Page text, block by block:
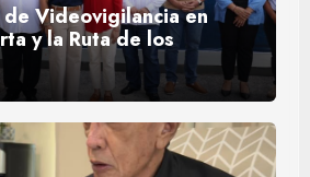
Videovigilancia en
y la Ruta de los